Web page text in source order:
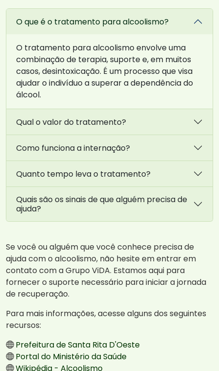
O que é o tratamento para alcoolismo?
O tratamento para alcoolismo envolve uma
combinação de terapia, suporte e, em muitos
casos, desintoxicação. É um processo que visa
ajudar o indivíduo a superar a dependência do
álcool.
Qual o valor do tratamento?
Como funciona a internação?
Quanto tempo leva o tratamento?
Quais são os sinais de que alguém precisa de
ajuda?
Se você ou alguém que você conhece precisa de
ajuda com o alcoolismo, não hesite em entrar em
contato com a Grupo ViDA. Estamos aqui para
fornecer o suporte necessário para iniciar a jornada
de recuperação.
Para mais informações, acesse alguns dos seguintes
recursos:
Prefeitura de Santa Rita D'Oeste
Portal do Ministério da Saúde
Wikipédia - Alcoolismo